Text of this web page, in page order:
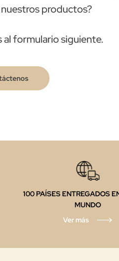
productos?
formulario siguiente.
100 PAÍSES ENTREGADOS
MUNDO
Ver más